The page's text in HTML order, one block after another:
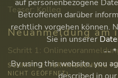
Teaser: Kolleg
Neuanmeldung am
Schritt 1:
SCHRITT 2: TERMINBUCHUNG
NICHT GEÖFFNET)
auf personenbezogene
Betroffenen darüber
rechtlich vorgehen können.
Sie in unserer
--
By using this website, you